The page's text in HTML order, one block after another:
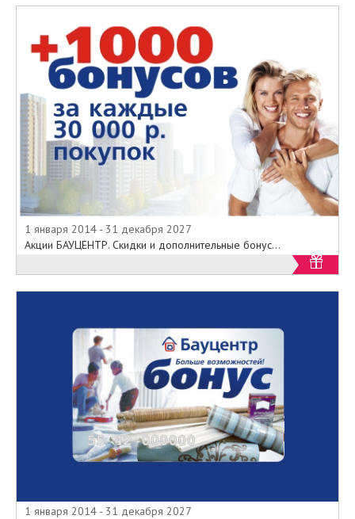
1 января 2014 - 31 декабря 2027
Акции БАУЦЕНТР. Скидки и дополнительные бонус...
1 января 2014 - 31 декабря 2027